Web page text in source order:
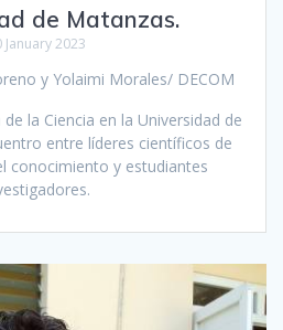
de Matanzas.
January 2023
y Yolaimi Morales/ DECOM
la Ciencia en la Universidad de
entre líderes científicos de
conocimiento y estudiantes